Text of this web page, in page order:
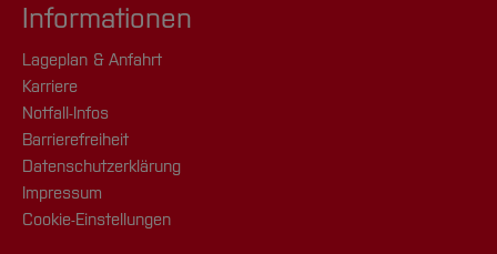
Informationen
Lageplan & Anfahrt
Karriere
Notfall-Infos
Barrierefreiheit
Datenschutzerklärung
Impressum
Cookie-Einstellungen